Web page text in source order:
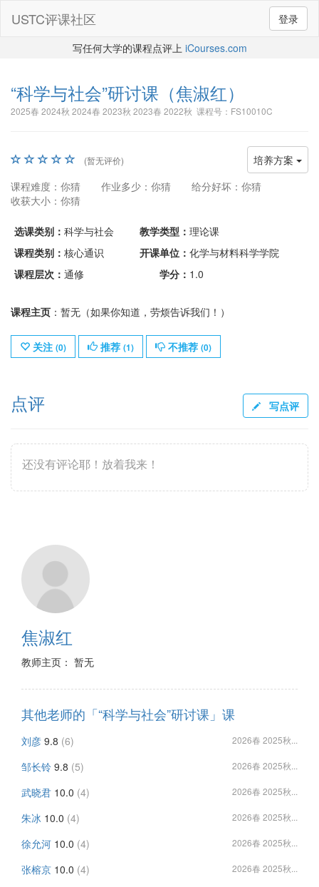
登录
USTC评课社区
写任何大学的课程点评上 iCourses.com
“科学与社会”研讨课 （焦淑红）
2025春 2024秋 2024春 2023秋 2023春 2022秋 课程号：FS10010C
培养方案
(暂无评价)
课程难度：你猜 作业多少：你猜
给分好坏：你猜
收获大小：你猜
选课类别： 科学与社会 教学类型： 理论课
课程类别： 核心通识 开课单位： 化学与材料科学学院
课程层次： 通修 学分： 1.0
课程主页 ：暂无（如果你知道，劳烦告诉我们！）
关注 (0) 推荐 (1) 不推荐 (0)
点评 写点评
还没有评论耶！放着我来！
焦淑红
教师主页： 暂无
其他老师的「“科学与社会”研讨课」课
刘彦 9.8 (6) 2026春 2025秋...
邹长铃 9.8 (5) 2026春 2025秋...
武晓君 10.0 (4) 2026春 2025秋...
朱冰 10.0 (4) 2026春 2025秋...
徐允河 10.0 (4) 2026春 2025秋...
张榕京 10.0 (4) 2026春 2025秋...